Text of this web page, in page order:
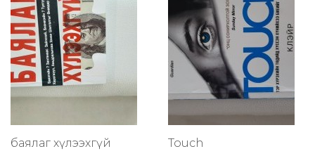
баялаг хүлээхгүй Touch